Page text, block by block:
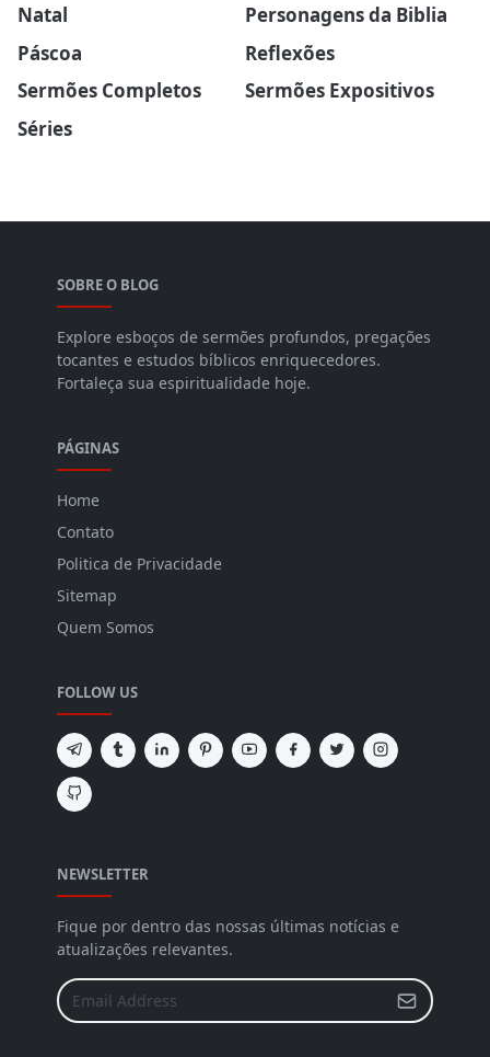
Natal
Personagens da Biblia
Páscoa
Reflexões
Sermões Completos
Sermões Expositivos
Séries
SOBRE O BLOG
Explore esboços de sermões profundos, pregações
tocantes e estudos bíblicos enriquecedores.
Fortaleça sua espiritualidade hoje.
PÁGINAS
Home
Contato
Politica de Privacidade
Sitemap
Quem Somos
FOLLOW US
NEWSLETTER
Fique por dentro das nossas últimas notícias e
atualizações relevantes.